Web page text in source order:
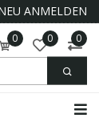
ANMELDEN
0 0 0